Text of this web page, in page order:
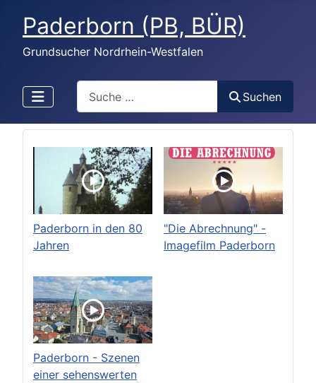
Paderborn (PB, BÜR)
Grundsucher Nordrhein-Westfalen
Suchen
Paderborn in den 80
Jahren
"Die Abrechnung" -
Imagefilm Paderborn
Paderborn - Szenen
einer sehenswerten